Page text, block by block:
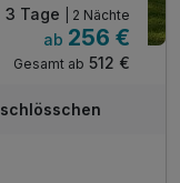
3 Tage | 2 Nächte
ab 256 €
Gesamt ab 512 €